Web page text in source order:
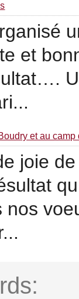
et
et au
joie
nos